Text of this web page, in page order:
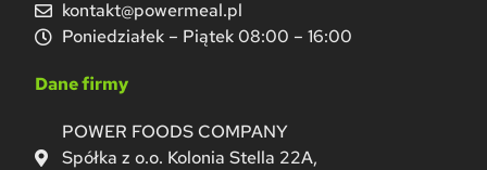
kontakt@powermeal.pl
Poniedziałek – Piątek 08:00 – 16:00
Dane firmy
POWER FOODS COMPANY
Spółka z o.o. Kolonia Stella 22A,